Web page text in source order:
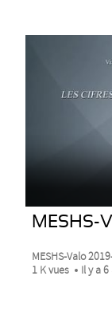
MESHS-
MESHS-Valo
1 K vues
Il y a